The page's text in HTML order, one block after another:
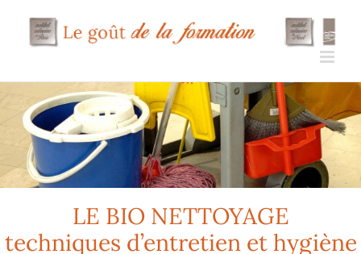
contenu
LE BIO NETTOYAGE
techniques d’entretien et hygiène